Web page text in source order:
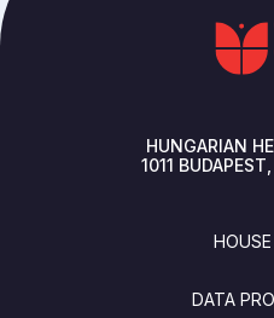
HUNGARIAN
1011 BUDAPEST
DATA